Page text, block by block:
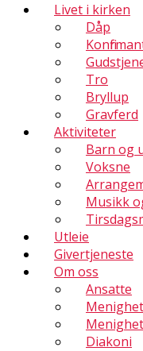
Livet i kirken
Dåp
Tro
Bryllup
Gravferd
Aktiviteter
Barn og
Voksne
Musikk
Utleie
Givertjeneste
Om oss
Ansatte
Diakoni